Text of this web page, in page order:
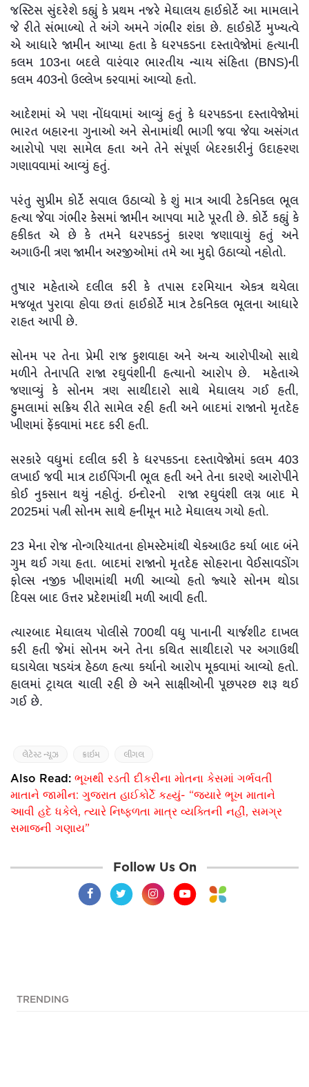
જસ્ટિસ સુંદરેશે કહ્યું કે પ્રથમ નજરે મેઘાલય હાઈકોર્ટે આ મામલાને
જે રીતે સંભાળ્યો તે અંગે અમને ગંભીર શંકા છે. હાઈકોર્ટે મુખ્યત્વે
એ આધારે જામીન આપ્યા હતા કે ધરપકડના દસ્તાવેજોમાં હત્યાની
કલમ 103ના બદલે વારંવાર ભારતીય ન્યાય સંહિતા (BNS)ની
કલમ 403નો ઉલ્લેખ કરવામાં આવ્યો હતો.
આદેશમાં એ પણ નોંધવામાં આવ્યું હતું કે ધરપકડના દસ્તાવેજોમાં
ભારત બહારના ગુનાઓ અને સેનામાંથી ભાગી જવા જેવા અસંગત
આરોપો પણ સામેલ હતા અને તેને સંપૂર્ણ બેદરકારીનું ઉદાહરણ
ગણાવવામાં આવ્યું હતું.
પરંતુ સુપ્રીમ કોર્ટે સવાલ ઉઠાવ્યો કે શું માત્ર આવી ટેકનિકલ ભૂલ
હત્યા જેવા ગંભીર કેસમાં જામીન આપવા માટે પૂરતી છે. કોર્ટે કહ્યું કે
હકીકત એ છે કે તમને ધરપકડનું કારણ જણાવાયું હતું અને
અગાઉની ત્રણ જામીન અરજીઓમાં તમે આ મુદ્દો ઉઠાવ્યો નહોતો.
તુષાર મહેતાએ દલીલ કરી કે તપાસ દરમિયાન એકત્ર થયેલા
મજબૂત પુરાવા હોવા છતાં હાઈકોર્ટે માત્ર ટેકનિકલ ભૂલના આધારે
રાહત આપી છે.
સોનમ પર તેના પ્રેમી રાજ કુશવાહા અને અન્ય આરોપીઓ સાથે
મળીને તેનાપતિ રાજા રઘુવંશીની હત્યાનો આરોપ છે. મહેતાએ
જણાવ્યું કે સોનમ ત્રણ સાથીદારો સાથે મેઘાલય ગઈ હતી,
હુમલામાં સક્રિય રીતે સામેલ રહી હતી અને બાદમાં રાજાનો મૃતદેહ
ખીણમાં ફેંકવામાં મદદ કરી હતી.
સરકારે વધુમાં દલીલ કરી કે ધરપકડના દસ્તાવેજોમાં કલમ 403
લખાઈ જવી માત્ર ટાઈપિંગની ભૂલ હતી અને તેના કારણે આરોપીને
કોઈ નુકસાન થયું નહોતું. ઇન્દોરનો રાજા રઘુવંશી લગ્ન બાદ મે
2025માં પત્ની સોનમ સાથે હનીમૂન માટે મેઘાલય ગયો હતો.
23 મેના રોજ નોન્ગરિયાતના હોમસ્ટેમાંથી ચેકઆઉટ કર્યા બાદ બંને
ગુમ થઈ ગયા હતા. બાદમાં રાજાનો મૃતદેહ સોહરાના વેઈસાવડોંગ
ફોલ્સ નજીક ખીણમાંથી મળી આવ્યો હતો જ્યારે સોનમ થોડા
દિવસ બાદ ઉત્તર પ્રદેશમાંથી મળી આવી હતી.
ત્યારબાદ મેઘાલય પોલીસે 700થી વધુ પાનાની ચાર્જશીટ દાખલ
કરી હતી જેમાં સોનમ અને તેના કથિત સાથીદારો પર અગાઉથી
ઘડાયેલા ષડયંત્ર હેઠળ હત્યા કર્યાનો આરોપ મૂકવામાં આવ્યો હતો.
હાલમાં ટ્રાયલ ચાલી રહી છે અને સાક્ષીઓની પૂછપરછ શરૂ થઈ
ગઈ છે.
લેટેસ્ટ ન્યૂઝ ક્રાઇમ લીગલ
Also Read: ભૂખથી રડતી દીકરીના મોતના કેસમાં ગર્ભવતી
માતાને જામીન: ગુજરાત હાઈકોર્ટે કહ્યું- “જ્યારે ભૂખ માતાને
આવી હદે ધકેલે, ત્યારે નિષ્ફળતા માત્ર વ્યક્તિની નહીં, સમગ્ર
સમાજની ગણાય”
Follow Us On
TRENDING